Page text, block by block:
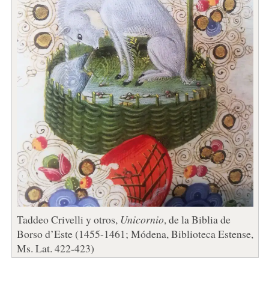
Taddeo Crivelli y otros, Unicornio, de la Biblia de
Borso d’Este (1455-1461; Módena, Biblioteca Estense,
Ms. Lat. 422-423)